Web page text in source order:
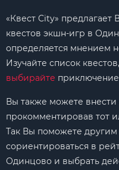
«Квест City» предлагает
квестов экшн-игр в
определяется мнением
Изучайте список
выбирайте приключение
Вы также можете
прокомментировав тот
Так Вы поможете другим
сориентироваться в
Одинцово и выбрать